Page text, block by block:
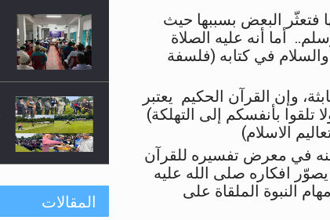
وسلم >> المزيد
فتعثّر البعض بسببها حيث
أما أنه عليه الصلاة
والسلام في كتابه (فلسفة
وإن القرآن الحكيم يعتبر
بأنفسكم إلى التهلكة)
في معرض تفسيره للقرآن
يصوّر افكاره صلى الله عليه
النبوة الملقاة على
المقالات